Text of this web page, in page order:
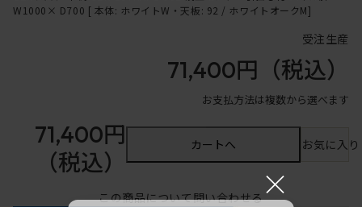
W1000× D700 [ 本体: ホワイトW・天板: 92 / ホワイトオークM]
受注生産
71,400円 （税込）
お支払方法は複数から選べます
71,400円
（税込）
カートへ お気に入
この商品について問い合わせる×